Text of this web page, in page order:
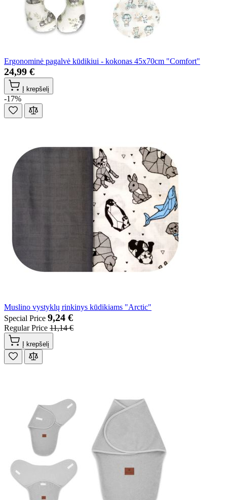
Ergonominė pagalvė kūdikiui - kokonas 45x70cm "Comfort"
24,99 €
Į krepšelį
-17%
Muslino vystyklų rinkinys kūdikiams "Arctic"
Special Price 9,24 €
Regular Price 11,14 €
Į krepšelį